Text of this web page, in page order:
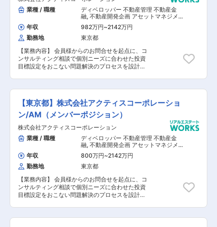
のマネジメント業務 ■収支レポート作成 ■取引業
者への支払い業務、管理 ■取引業者への請求書作
成業務 ■テナント更新関連／解約時の精算業務
【担当者コメント】 同社では、毎年管理受諾数が
増えているため業務効率化を促進しております。
幅広い仕事を社員に任せる環境があり、他社では
味わえない成長やキャリアアップを実現すること
が可能です。業務範囲を限定せず、社員同士がフ
ォローし合う社風が根付いており、チームメンバ
ーが協働し業務を進めていくことが可能です。
業種 / 職種
ディベロッパー 不動産管理 不動産金
融, 不動産開発企画 アセットマネジメ
ント その他（土木設計・測量） その他
（建築設計・積算）
年収 982万円~2142万円
勤務地
東京都
【業務内容】 会員様からのお問合せを起点に、コ
ンサルティング相談で個別ニーズに合わせた投資
目標設定をおこない問題解決のプロセスを設計。
案と提案を行います。 ※100％反響営業でテレア
ポや飛び込み営業はございません ①資産形成の
グランドデザイン ■方向性と目標設定 ■投資効果
確認 ■今後のスケジュール ②投資物件の「選
別・評価・融資・物件提案」 ■選別：物件選別 ■
評価：市場分析、土地評価、修繕調査 ■融資：銀
行事前打診 ■提案：物件ご紹介 ■契約：役所・現
場調査、売契・重説作成、契約締結、決済 ③出
口戦略で投資を最適化 ■財務バランスの定期確認
■出口戦略と売却活動提案 ※初めての不動産投資
営業の方でも、カリキュラムが整備されておりま
すので、キャッチアップから習得まで成長スピー
ドが速いので安心してください。
【東京都】株式会社アクティスコーポレーショ
ン/AM（メンバーポジション）
株式会社アクティスコーポレーション
業種 / 職種
ディベロッパー 不動産管理 不動産金
融, 不動産開発企画 アセットマネジメ
ント その他（土木設計・測量） その他
（建築設計・積算）
年収 800万円~2142万円
勤務地
東京都
【業務内容】 会員様からのお問合せを起点に、コ
ンサルティング相談で個別ニーズに合わせた投資
目標設定をおこない問題解決のプロセスを設計。
案と提案を行います。 ※100％反響営業でテレア